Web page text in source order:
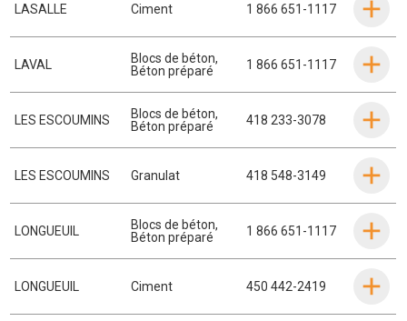
LASALLE Ciment 1 866 651-1117
LAVAL Blocs de béton,
Béton préparé
1 866 651-1117
LES ESCOUMINS Blocs de béton,
Béton préparé
418 233-3078
LES ESCOUMINS Granulat 418 548-3149
LONGUEUIL Blocs de béton,
Béton préparé
1 866 651-1117
LONGUEUIL Ciment 450 442-2419